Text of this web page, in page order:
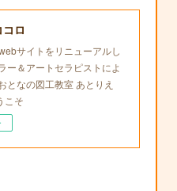
ロ
サイトをリニューアルし
ー＆アートセラピストによ
となの図工教室 あとりえ
こそ